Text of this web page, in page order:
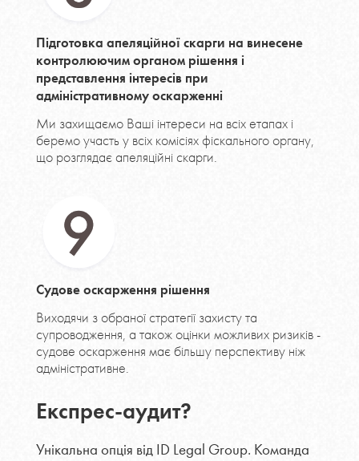
Підготовка апеляційної скарги на винесене
контролюючим органом рішення і
представлення інтересів при
адміністративному оскарженні
Ми захищаємо Ваші інтереси на всіх етапах і
беремо участь у всіх комісіях фіскального органу,
що розглядає апеляційні скарги.
Судове оскарження рішення
Виходячи з обраної стратегії захисту та
супроводження, а також оцінки можливих ризиків -
судове оскарження має більшу перспективу ніж
адміністративне.
Експрес-аудит?
Унікальна опція від ID Legal Group. Команда